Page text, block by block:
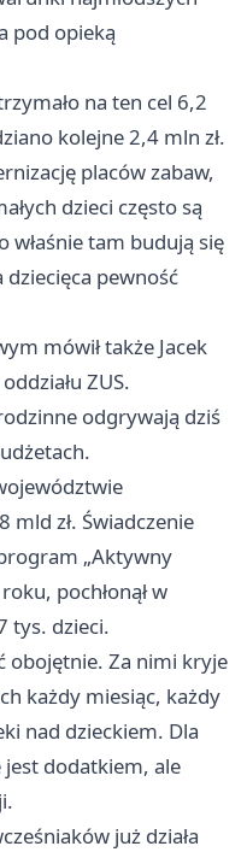
pod opieką
na ten cel 6,2
kolejne 2,4 mln zł.
placów zabaw,
dzieci często są
właśnie tam budują się
dziecięca pewność
mówił także Jacek
ZUS.
odgrywają dziś
mld zł. Świadczenie
„Aktywny
pochłonął w
tys. dzieci.
obojętnie. Za nimi kryje
każdy miesiąc, każdy
nad dzieckiem. Dla
jest dodatkiem, ale
już działa